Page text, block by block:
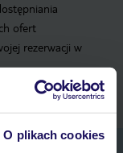
O plikach cookies
ofert
rezerwacji w